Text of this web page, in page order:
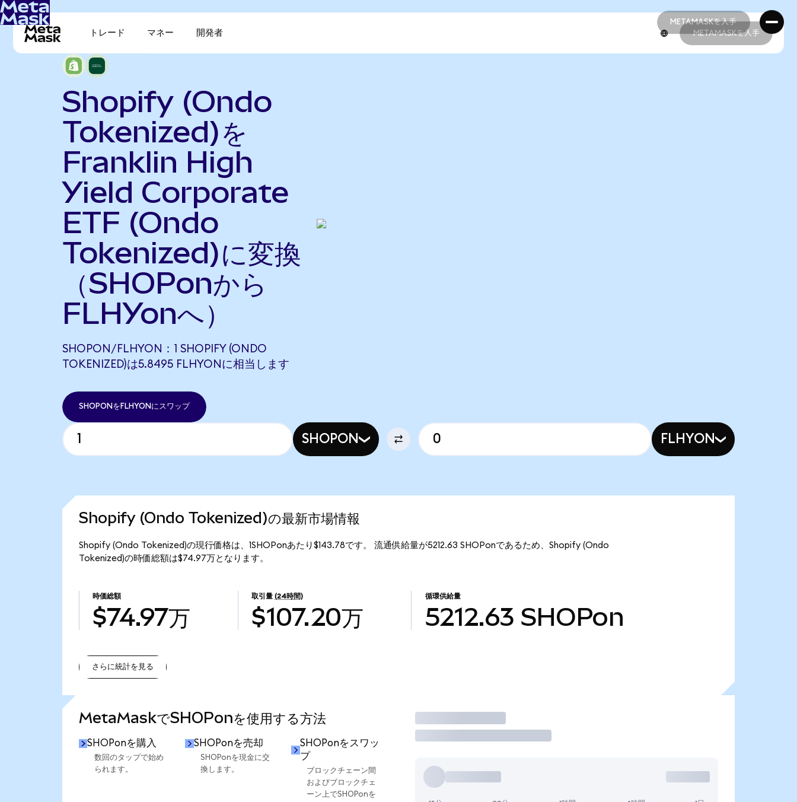
METAMASKを入手
METAMASKを入手
トレード マネー 開発者 METAMASKを入手
Shopify (Ondo
Tokenized)を
Franklin High
Yield Corporate
ETF (Ondo
Tokenized)に変換
（SHOPonから
FLHYonへ）
SHOPON/FLHYON：1 SHOPIFY (ONDO
TOKENIZED)は5.8495 FLHYONに相当します
SHOPONをFLHYONにスワップ
SHOPON FLHYON
Shopify (Ondo Tokenized)の最新市場情報
Shopify (Ondo Tokenized)の現行価格は、1SHOPonあたり$143.78です。 流通供給量が5212.63 SHOPonであるため、Shopify (Ondo
Tokenized)の時価総額は$74.97万となります。
時価総額
$74.97万
取引量 (24時間)
$107.20万
循環供給量
5212.63 SHOPon
さらに統計を見る
MetaMaskでSHOPonを使用する方法
SHOPonを購入
数回のタップで始め
られます。
SHOPonを売却
SHOPonを現金に交
換します。
SHOPonをスワッ
プ
ブロックチェーン間
およびブロックチェ
ーン上でSHOPonを
取引